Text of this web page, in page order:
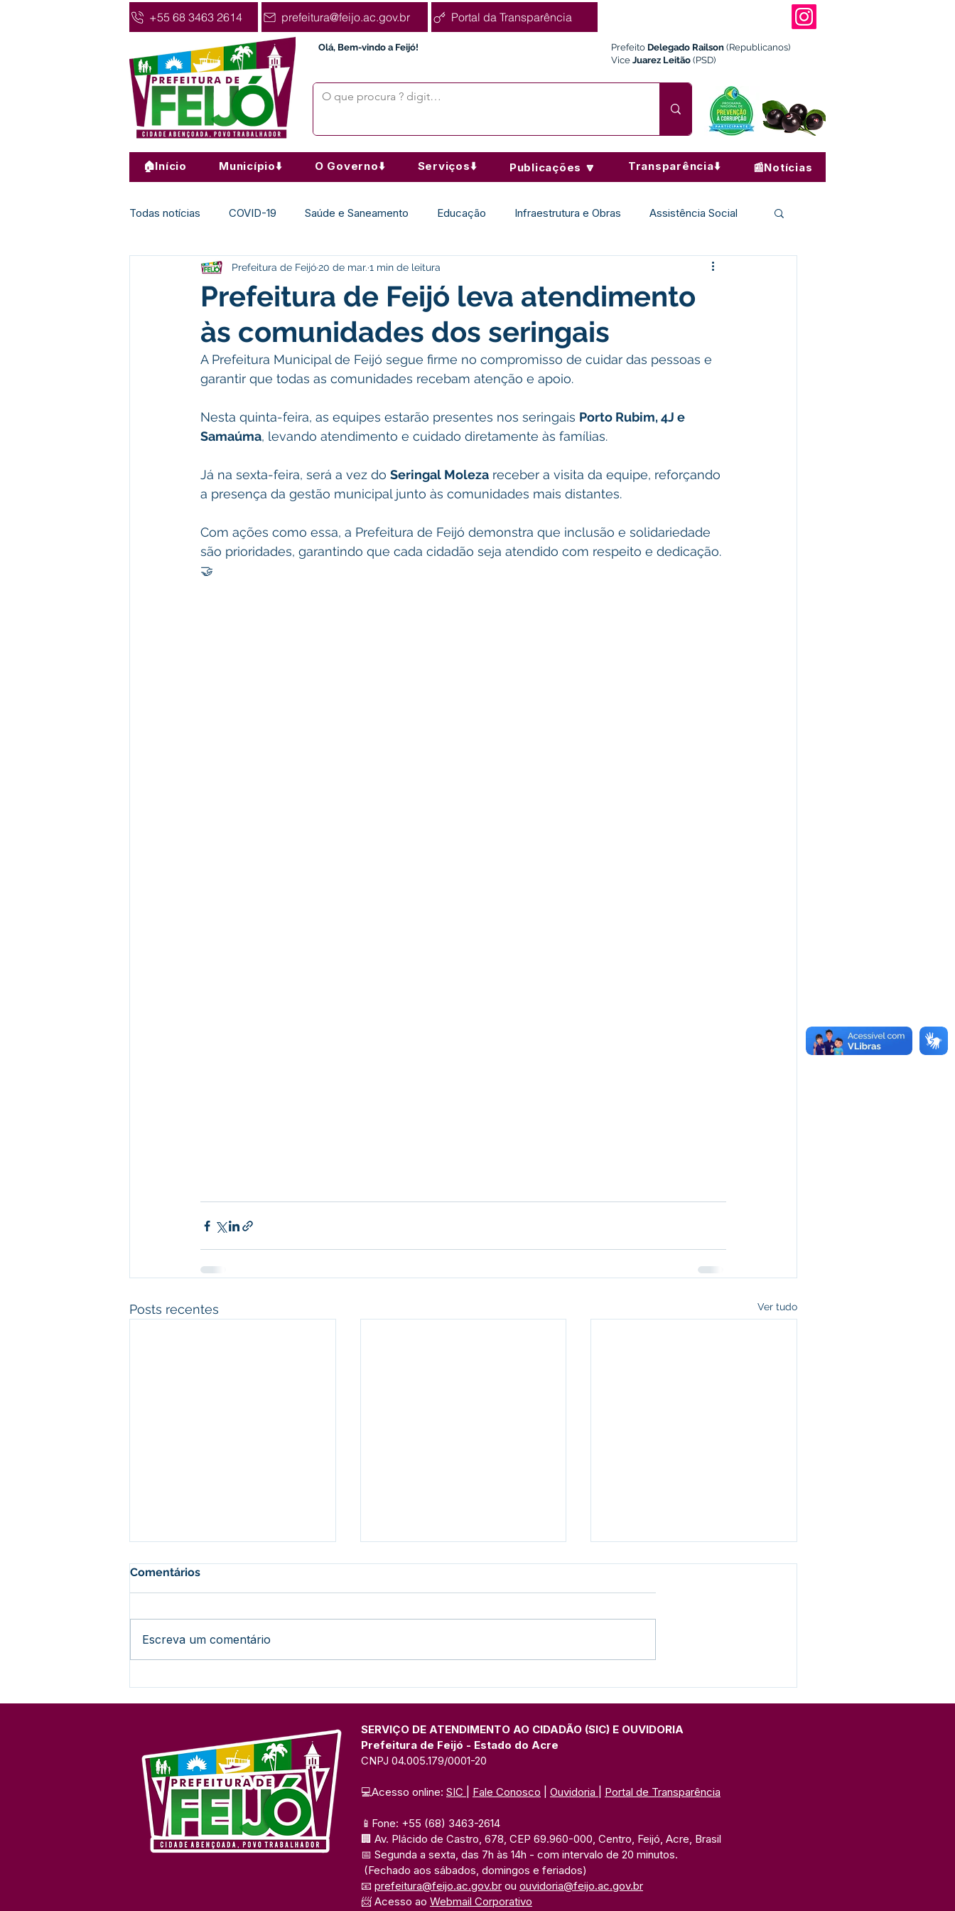
+55 68 3463 2614 prefeitura@feijo.ac.gov.br Portal da Transparência
Olá, Bem-vindo a Feijó! Prefeito Delegado Railson (Republicanos)
Vice Juarez Leitão (PSD)
🏠Início Município⬇️ O Governo⬇️ Serviços⬇️ Publicações 🔽 Transparência⬇️ 📰Notícias
Todas notícias COVID-19 Saúde e Saneamento Educação Infraestrutura e Obras Assistência Social
Agricultura Nota de Pesar Desporto Cultura e Lazer Institucional e Governo
Meio Ambiente e Turismo Datas Comemorativas Campanhas Vacinômetro
Convênios e Parcerias Dengue Informativo e Convite Emenda Parlamentar
Nota de Esclarecimento Comunidade Licitações No gabinete Gestão
Ordem de Serviço Comunicação Eventos Esporte
Prefeitura de Feijó leva atendimento
às comunidades dos seringais
Prefeitura de Feijó20 de mar. 1 min de leitura
A Prefeitura Municipal de Feijó segue firme no compromisso de cuidar das pessoas e
garantir que todas as comunidades recebam atenção e apoio.
Nesta quinta-feira, as equipes estarão presentes nos seringais Porto Rubim, 4J e
Samaúma, levando atendimento e cuidado diretamente às famílias.
Já na sexta-feira, será a vez do Seringal Moleza receber a visita da equipe, reforçando
a presença da gestão municipal junto às comunidades mais distantes.
Com ações como essa, a Prefeitura de Feijó demonstra que inclusão e solidariedade
são prioridades, garantindo que cada cidadão seja atendido com respeito e dedicação.
🤝
Posts recentes Ver tudo
27º Festival do Açaí
Conscientização
Comentários
Escreva um comentário
SERVIÇO DE ATENDIMENTO AO CIDADÃO (SIC) E OUVIDORIA
Prefeitura de Feijó - Estado do Acre
CNPJ 04.005.179/0001-20
💻Acesso online: SIC Fale Conosco Ouvidoria Portal de Transparência
📱Fone: +55 (68) 3463-2614
🏢 Av. Plácido de Castro, 678, CEP 69.960-000, Centro, Feijó, Acre, Brasil
📅 Segunda a sexta, das 7h às 14h - com intervalo de 20 minutos.
(Fechado aos sábados, domingos e feriados)
📧 prefeitura@feijo.ac.gov.br ou ouvidoria@feijo.ac.gov.br
📨 Acesso ao Webmail Corporativo